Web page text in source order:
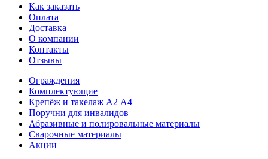
Как заказать
Оплата
Доставка
О компании
Контакты
Отзывы
Ограждения
Комплектующие
Крепёж и такелаж А2 А4
Поручни для инвалидов
Абразивные и полировальные материалы
Сварочные материалы
Акции